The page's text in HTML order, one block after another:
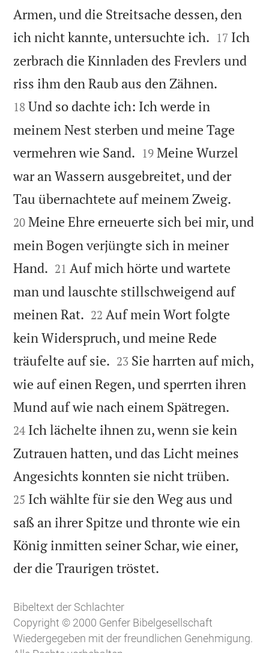
Armen, und die Streitsache dessen, den
ich nicht kannte, untersuchte ich. 

17 Ich
zerbrach die Kinnladen des Frevlers und
riss ihm den Raub aus den Zähnen.
18 Und so dachte ich: Ich werde in
meinem Nest sterben und meine Tage
vermehren wie Sand. 

19 Meine Wurzel
war an Wassern ausgebreitet, und der
Tau übernachtete auf meinem Zweig.
20 Meine Ehre erneuerte sich bei mir, und
mein Bogen verjüngte sich in meiner
Hand. 

21 Auf mich hörte und wartete
man und lauschte stillschweigend auf
meinen Rat. 

22 Auf mein Wort folgte
kein Widerspruch, und meine Rede
träufelte auf sie. 

23 Sie harrten auf mich,
wie auf einen Regen, und sperrten ihren
Mund auf wie nach einem Spätregen.
24 Ich lächelte ihnen zu, wenn sie kein
Zutrauen hatten, und das Licht meines
Angesichts konnten sie nicht trüben.
25 Ich wählte für sie den Weg aus und
saß an ihrer Spitze und thronte wie ein
König inmitten seiner Schar, wie einer,
der die Traurigen tröstet.
Bibeltext der Schlachter
Copyright © 2000 Genfer Bibelgesellschaft
Wiedergegeben mit der freundlichen Genehmigung.